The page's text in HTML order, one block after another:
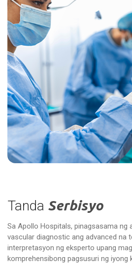
Tanda Serbisyo
Sa Apollo Hospitals, pinagsasama ng
vascular diagnostic ang advanced na
interpretasyon ng eksperto upang
komprehensibong pagsusuri ng iyong